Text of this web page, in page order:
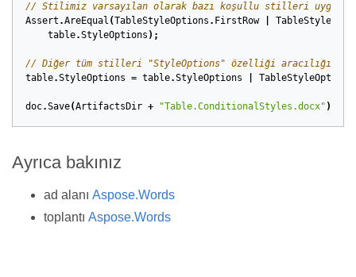
// Stilimiz varsayılan olarak bazı koşullu stilleri
Assert .AreEqual (TableStyleOptions . FirstRow
table.StyleOptions );
// Diğer tüm stilleri "StyleOptions" özelliği aracılığıyla
table.StyleOptions = table.StyleOptions TableStyleOptions
doc.Save(ArtifactsDir + "Table.ConditionalStyles.docx" );
Ayrıca bakınız
ad alanı Aspose.Words
toplantı Aspose.Words